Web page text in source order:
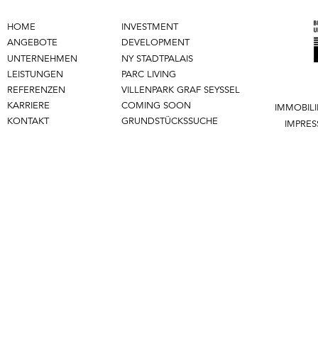
HOME
ANGEBOTE
UNTERNEHMEN
LEISTUNGEN
REFERENZEN
KARRIERE
KONTAKT
INVESTMENT
DEVELOPMENT
NY STADTPALAIS
PARC LIVING
VILLENPARK GRAF SEYSSEL
COMING SOON
GRUNDSTÜCKSSUCHE